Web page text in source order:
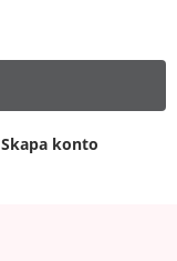
Skapa konto